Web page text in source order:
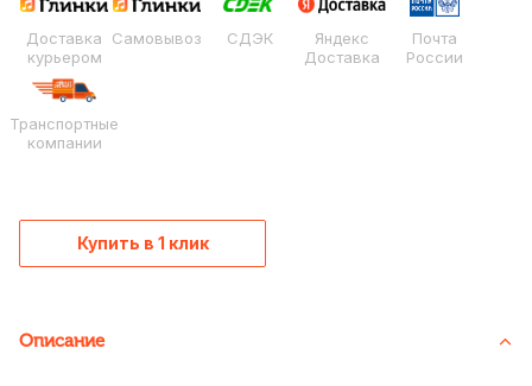
Доставка
курьером
Самовывоз СДЭК
Яндекс
Доставка
Почта
России
Транспортные
компании
Купить в 1 клик
Описание